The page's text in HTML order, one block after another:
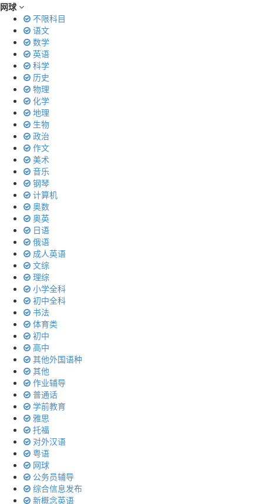
网球
不限科目
语文
数学
英语
科学
历史
物理
化学
地理
生物
政治
作文
美术
音乐
钢琴
计算机
奥数
奥英
日语
俄语
成人英语
文综
理综
小学全科
初中全科
书法
体育类
初中
高中
其他外国语种
其他
作业辅导
普通话
学前教育
雅思
托福
对外汉语
粤语
网球
公务员辅导
综合信息发布
新概念英语